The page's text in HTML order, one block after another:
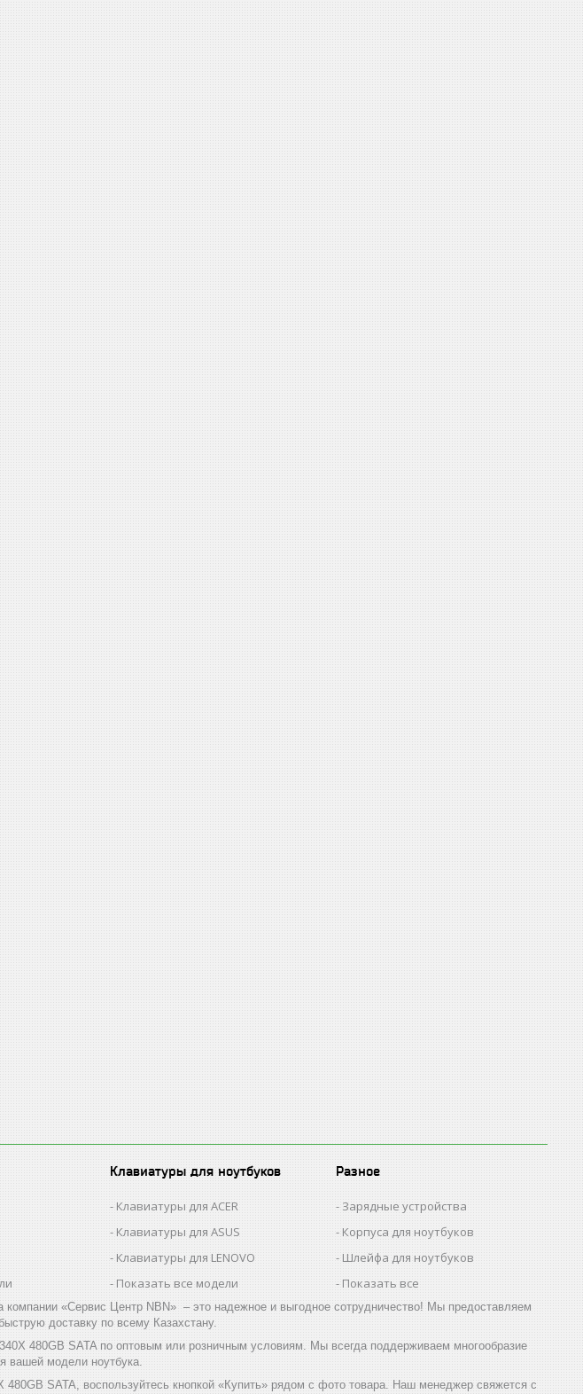
Клавиатуры для ноутбуков
Клавиатуры для ACER
Клавиатуры для ASUS
Клавиатуры для LENOVO
Показать все модели
Разное
Зарядные устройства
Корпуса для ноутбуков
Шлейфа для ноутбуков
Показать все
«Сервис Центр NBN» – это надежное и выгодное сотрудничество! Мы предоставляем
доставку по всему Казахстану.
480GB SATA по оптовым или розничным условиям. Мы всегда поддерживаем многообразие
вашей модели ноутбука.
480GB SATA, воспользуйтесь кнопкой «Купить» рядом с фото товара. Наш менеджер свяжется с